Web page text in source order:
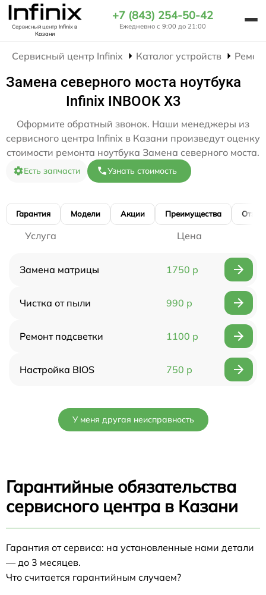
Сервисный центр Infinixв
Казани
+7 (843) 254-50-42
Ежедневно с 9:00 до 21:00
Сервисный центр Infinix Каталог устройств
Замена северного моста ноутбука
Infinix INBOOK X3
Оформите обратный звонок. Наши менеджеры из
сервисного центра Infinix в Казани произведут оценку
стоимости ремонта ноутбука Замена северного моста.
Есть запчасти Узнать стоимость
Гарантия Модели Акции Преимущества
Услуга Цена
Замена матрицы 1750 р
Чистка от пыли 990 р
Ремонт подсветки 1100 р
Настройка BIOS 750 р
У меня другая неисправность
Гарантийные обязательства
сервисного центра в Казани
Гарантия от сервиса: на установленные нами детали
— до 3 месяцев.
Что считается гарантийным случаем?